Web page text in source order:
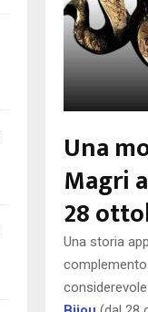
Una
Magri
28
Una storia